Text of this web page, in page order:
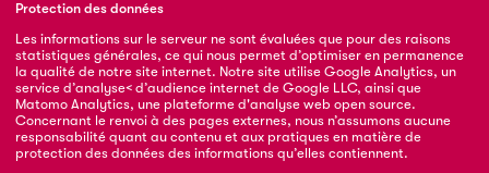
Protection des données
Les informations sur le serveur ne sont évaluées que pour des raisons
statistiques générales, ce qui nous permet d’optimiser en permanence
la qualité de notre site internet. Notre site utilise Google Analytics, un
service d’analyse< d’audience internet de Google LLC, ainsi que
Matomo Analytics, une plateforme d'analyse web open source.
Concernant le renvoi à des pages externes, nous n’assumons aucune
responsabilité quant au contenu et aux pratiques en matière de
protection des données des informations qu’elles contiennent.